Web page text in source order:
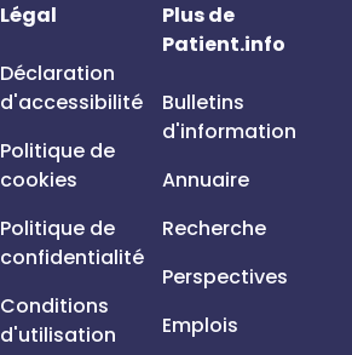
Légal
Déclaration
d'accessibilité
Politique de
cookies
Politique de
confidentialité
Conditions
d'utilisation
Plus de
Patient.info
Bulletins
d'information
Annuaire
Recherche
Perspectives
Emplois